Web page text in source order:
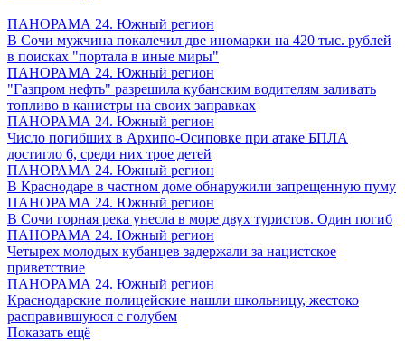
ПАНОРАМА 24. Южный регион
В Сочи мужчина покалечил две иномарки на 420 тыс. рублей
в поисках "портала в иные миры"
ПАНОРАМА 24. Южный регион
"Газпром нефть" разрешила кубанским водителям заливать
топливо в канистры на своих заправках
ПАНОРАМА 24. Южный регион
Число погибших в Архипо-Осиповке при атаке БПЛА
достигло 6, среди них трое детей
ПАНОРАМА 24. Южный регион
В Краснодаре в частном доме обнаружили запрещенную пуму
ПАНОРАМА 24. Южный регион
В Сочи горная река унесла в море двух туристов. Один погиб
ПАНОРАМА 24. Южный регион
Четырех молодых кубанцев задержали за нацистское
приветствие
ПАНОРАМА 24. Южный регион
Краснодарские полицейские нашли школьницу, жестоко
расправившуюся с голубем
Показать ещё